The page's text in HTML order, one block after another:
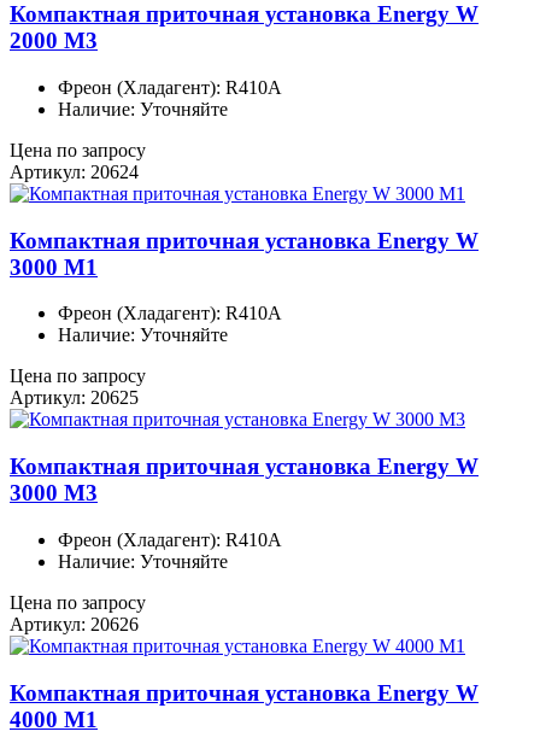
Компактная приточная установка Energy W
2000 M3
Фреон (Хладагент): R410A
Наличие: Уточняйте
Цена по запросу
Артикул: 20624
Компактная приточная установка Energy W
3000 M1
Фреон (Хладагент): R410A
Наличие: Уточняйте
Цена по запросу
Артикул: 20625
Компактная приточная установка Energy W
3000 M3
Фреон (Хладагент): R410A
Наличие: Уточняйте
Цена по запросу
Артикул: 20626
Компактная приточная установка Energy W
4000 M1